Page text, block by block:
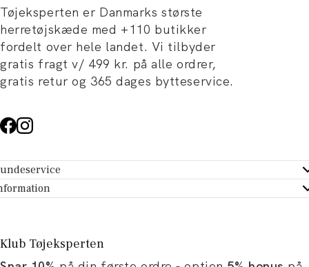
Tøjeksperten er Danmarks største
herretøjskæde med +110 butikker
fordelt over hele landet. Vi tilbyder
gratis fragt v/ 499 kr. på alle ordrer,
gratis retur og 365 dages bytteservice.
- Hjælpecenter
dit køb
Tøjeksperten
og artikler
Klub Tøjeksperten